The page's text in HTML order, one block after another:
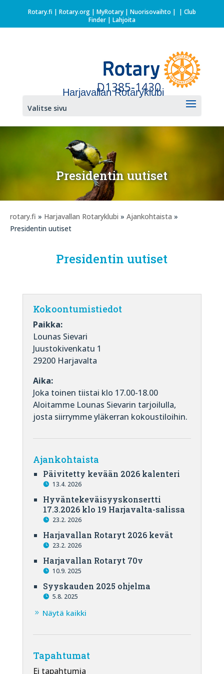
Rotary.fi | Rotary.org| MyRotary | Nuorisovaihto | | Club
Finder| Lahjoita
Harjavallan Rotaryklubi
Valitse sivu
Presidentin uutiset
rotary.fi » Harjavallan Rotaryklubi » Ajankohtaista »
Presidentin uutiset
Presidentin uutiset
Kokoontumistiedot
Paikka:
Lounas Sievari
Juustokivenkatu 1
29200 Harjavalta
Aika:
Joka toinen tiistai klo 17.00-18.00
Aloitamme Lounas Sievarin tarjoilulla,
josta siirrymme yläkerran kokoustiloihin.
Ajankohtaista
Päivitetty kevään 2026 kalenteri
13.4. 2026
Hyväntekeväisyyskonsertti
17.3.2026 klo 19 Harjavalta-salissa
23.2. 2026
Harjavallan Rotaryt 2026 kevät
23.2. 2026
Harjavallan Rotaryt 70v
10.9. 2025
Syyskauden 2025 ohjelma
5.8. 2025
Näytä kaikki
Tapahtumat
Ei tapahtumia